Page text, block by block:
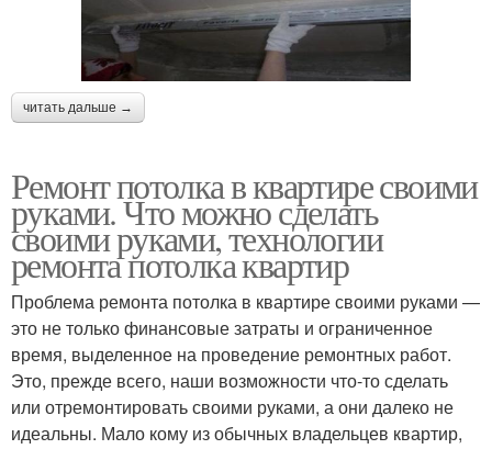
читать дальше →
Ремонт потолка в квартире своими
руками. Что можно сделать
своими руками, технологии
ремонта потолка квартир
Проблема ремонта потолка в квартире своими руками —
это не только финансовые затраты и ограниченное
время, выделенное на проведение ремонтных работ.
Это, прежде всего, наши возможности что-то сделать
или отремонтировать своими руками, а они далеко не
идеальны. Мало кому из обычных владельцев квартир,